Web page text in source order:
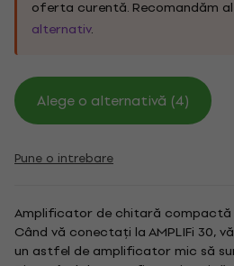
oferta curentă. Recomandăm
alternativ.
Alege o alternativă (4)
Pune o intrebare
Amplificator de chitară compactă
Când vă conectați la AMPLIFi 30,
un astfel de amplificator mic să